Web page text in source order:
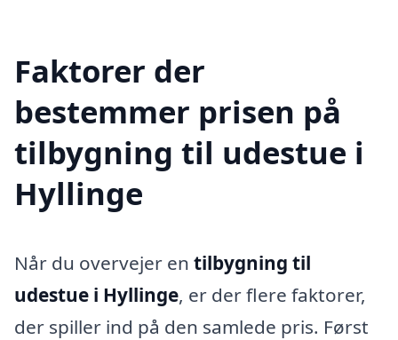
Faktorer der
bestemmer prisen på
tilbygning til udestue i
Hyllinge
Når du overvejer en tilbygning til
udestue i Hyllinge, er der flere faktorer,
der spiller ind på den samlede pris. Først